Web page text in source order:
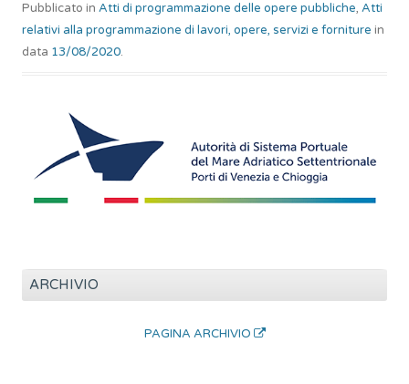
Pubblicato in Atti di programmazione delle opere pubbliche, Atti
relativi alla programmazione di lavori, opere, servizi e forniture in
data 13/08/2020.
ARCHIVIO
PAGINA ARCHIVIO